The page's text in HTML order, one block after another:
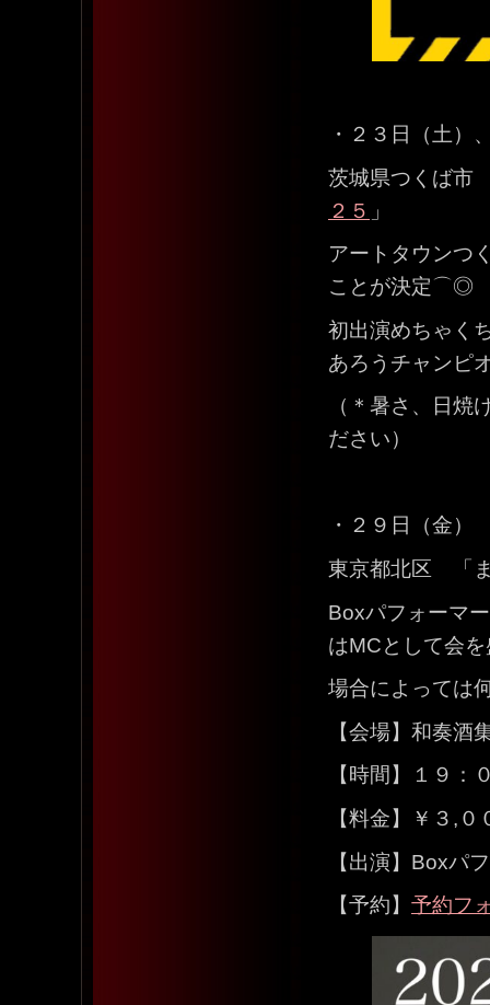
・２３日（土）
茨城県つくば
２５ 」
アートタウンつ
ことが決定⌒◎
初出演めちゃく
あろうチャンピ
（＊暑さ、日焼
ださい）
・２９日（金）
東京都北区 「
Boxパフォーマ
はMCとして会
場合によっては
【会場】和奏酒
【時間】１９：
【料金】￥３,
【出演】Boxパ
【予約】 予約フ